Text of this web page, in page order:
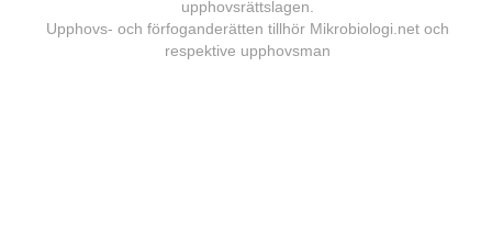
upphovsrättslagen.
Upphovs- och förfoganderätten tillhör Mikrobiologi.net och
respektive upphovsman